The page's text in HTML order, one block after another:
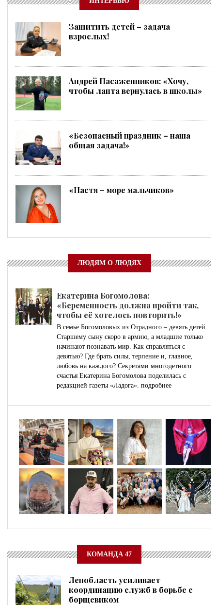
Защитить детей – задача
взрослых!
Андрей Пасаженников: «Хочу,
чтобы лапта вернулась в школы»
«Безопасный праздник – наша
общая задача!»
«Настя – море мальчиков»
ЛЮДЯМ О ЛЮДЯХ
Екатерина Богомолова:
«Беременность должна пройти так,
чтобы её хотелось повторить!»
В семье Богомоловых из Отрадного – девять детей.
Старшему сыну скоро в армию, а младшие только
начинают познавать мир. Как справляться с
девятью? Где брать силы, терпение и, главное,
любовь на каждого? Секретами многодетного
счастья Екатерина Богомолова поделилась с
редакцией газеты «Ладога». подробнее
КОМАНДА 47
Ленобласть усиливает
координацию служб в борьбе с
борщевиком